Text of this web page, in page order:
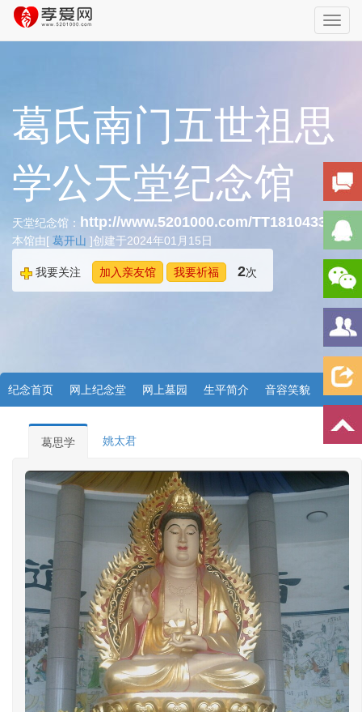
葛氏南门五世祖思
学公天堂纪念馆
天堂纪念馆： http://www.5201000.com/TT181043303
本馆由[ 葛开山 ]创建于2024年01月15日
我要关注 加入亲友馆 我要祈福 2次
纪念首页 网上纪念堂 网上墓园 生平简介 音容笑貌
档案资料 追忆文章
葛思学 姚太君